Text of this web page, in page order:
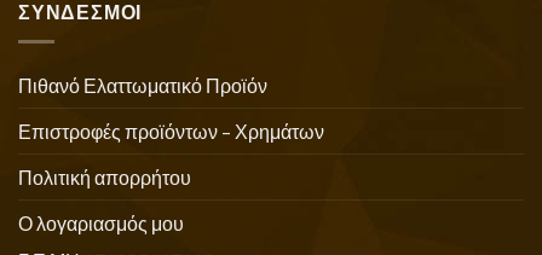
ΣΥΝΔΕΣΜΟΙ
Πιθανό Ελαττωματικό Προϊόν
Επιστροφές προϊόντων – Χρημάτων
Πολιτική απορρήτου
Ο λογαριασμός μου